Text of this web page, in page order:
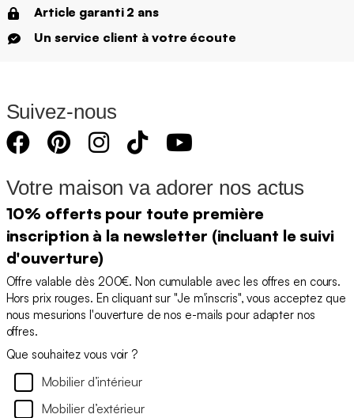
Article garanti 2 ans
Un service client à votre écoute
Suivez-nous
Votre maison va adorer nos actus
10% offerts pour toute première
inscription à la newsletter (incluant le suivi
d'ouverture)
Offre valable dès 200€. Non cumulable avec les offres en cours.
Hors prix rouges. En cliquant sur "Je m'inscris", vous acceptez que
nous mesurions l'ouverture de nos e-mails pour adapter nos
offres.
Que souhaitez vous voir ?
Mobilier d’intérieur
Mobilier d’extérieur